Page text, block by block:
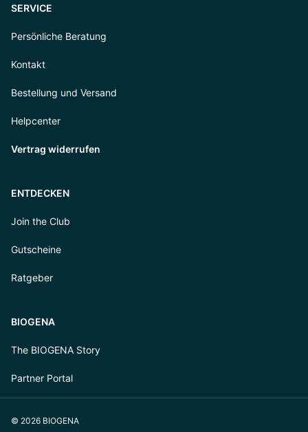
SERVICE
Persönliche Beratung
Kontakt
Bestellung und Versand
Helpcenter
Vertrag widerrufen
ENTDECKEN
Join the Club
Gutscheine
Ratgeber
BIOGENA
The BIOGENA Story
Partner Portal
© 2026 BIOGENA